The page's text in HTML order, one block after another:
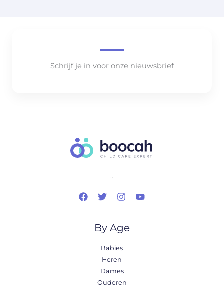
Schrijf je in voor onze nieuwsbrief
..
By Age
Babies
Heren
Dames
Ouderen